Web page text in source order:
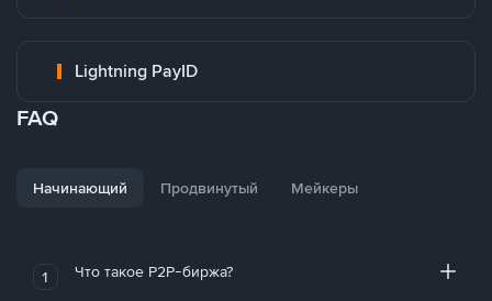
Lightning PayID
FAQ
Начинающий Продвинутый Мейкеры
1 Что такое P2P-биржа?